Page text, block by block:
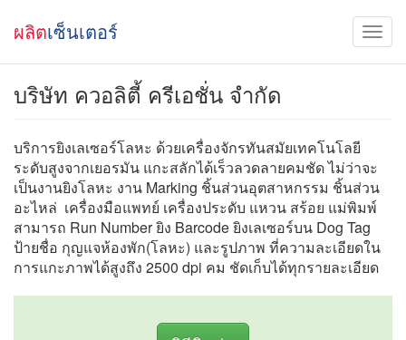
ผลิตเซ็นเตอร์
บริษัท ควอลิตี้ ครีเอชั่น จำกัด
บริการยิงเลเซอร์โลหะ ด้วยเครื่องจักรทันสมัยเทคโนโลยี
ระดับสูงจากเยอรมัน แกะสลักได้เร็วลวดลายคมชัด ไม่ว่าจะ
เป็นงานยิงโลหะ งาน Marking ชิ้นส่วนอุตสาหกรรม ชิ้นส่วน
อะไหล่ เครื่องมือแพทย์ เครื่องประดับ แหวน สร้อย แม่พิมพ์
สามารถ Run Number ยิง Barcode ยิงเลเซอร์บน Dog Tag
ป้ายชื่อ กุญแจห้องพัก(โลหะ) และรูปภาพ ที่ความละเอียดใน
การแกะภาพได้สูงถึง 2500 dpi คม ชัดเก็บได้ทุกรายละเอียด